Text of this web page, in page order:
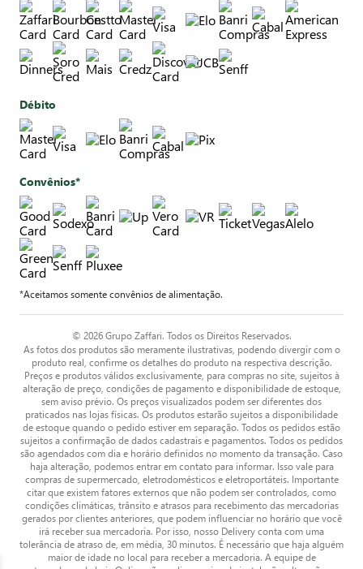
Débito
Convênios*
*Aceitamos somente convênios de alimentação.
© 2026 Grupo Zaffari. Todos os Direitos Reservados.
As fotos dos produtos são meramente ilustrativas, podendo divergir com o
produto real, confirme os detalhes do produto na respectiva descrição.
Preços e produtos válidos exclusivamente, para compras no site, sujeitos à
alteração de preço, condições de pagamento e disponibilidade de estoque,
sem aviso prévio. Os preços visualizados podem ser diferentes dos
praticados nas lojas físicas. Os produtos estarão sujeitos a disponibilidade
de estoque quando o pedido estiver em separação. Todos os pedidos estão
sujeitos a confirmação de dados cadastrais e pagamentos. Todos os pedidos
são agendados com dia e horário definidos no momento da transação. Caso
haja alteração, podemos entrar em contato para informar. Isso vale para
compras de supermercado, eletrodomésticos e eletroportáteis. Importante
citar que existem fatores externos que não podem ser controlados, como
condições climáticas, trânsito e atrasos para recebimento das mercadorias
gerados por clientes anteriores, que podem influenciar no horário que você
irá receber sua mercadoria. Por isso, nosso Delivery conta com uma
tolerância de atraso de, em média, 30 minutos. É necessário que haja alguém
maior de idade no local para receber a mercadoria. A equipe de